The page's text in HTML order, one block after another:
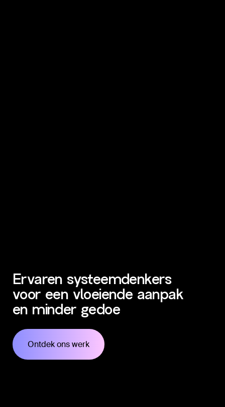
Ervaren systeemdenkers
voor een vloeiende aanpak
en minder gedoe
Ontdek ons werk